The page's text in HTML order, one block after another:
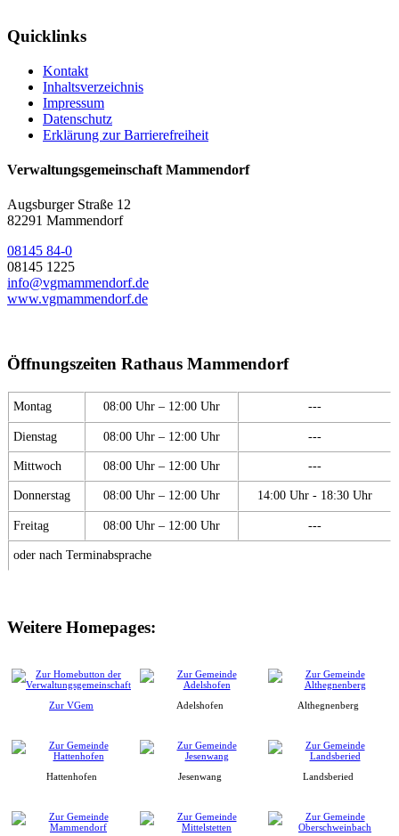
Quicklinks
Kontakt
Inhaltsverzeichnis
Impressum
Datenschutz
Erklärung zur Barrierefreiheit
Verwaltungsgemeinschaft Mammendorf
Augsburger Straße 12
82291 Mammendorf
08145 84-0
08145 1225
info@vgmammendorf.de
www.vgmammendorf.de
Öffnungszeiten Rathaus Mammendorf
Montag 08:00 Uhr – 12:00 Uhr ---
Dienstag 08:00 Uhr – 12:00 Uhr ---
Mittwoch 08:00 Uhr – 12:00 Uhr ---
Donnerstag 08:00 Uhr – 12:00 Uhr 14:00 Uhr - 18:30 Uhr
Freitag 08:00 Uhr – 12:00 Uhr ---
oder nach Terminabsprache
Weitere Homepages:
Zur VGem Adelshofen Althegnenberg
Hattenhofen Jesenwang Landsberied